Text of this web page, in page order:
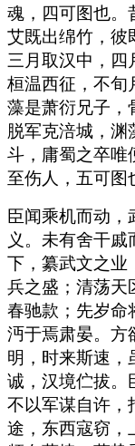
魂，四可图也。
艾既出绵竹，彼
三月取汉中，四
桓温西征，不旬
藻是萧衍兄子，
脱军克涪城，渊
斗，庸蜀之卒唯
至伤人，五可图
臣闻乘机而动，
义。未有舍干
下，纂武文之业
兵之盛；清荡天
春驰款；先岁命
沔于焉肃晏。方
明，时来斯速，
诚，汉境伫拔。
不以军谋自许，
途，东西寇窃，